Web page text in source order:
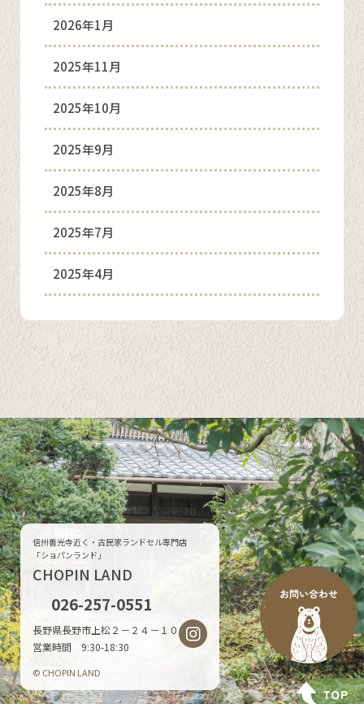
2026年1月
2025年11月
2025年10月
2025年9月
2025年8月
2025年7月
2025年4月
信州善光寺近く・古民家ランドセル専門店
「ショパンランド」
CHOPIN LAND
026-257-0551
長野県長野市上松２－２４－１０
営業時間 9:30-18:30
© CHOPIN LAND